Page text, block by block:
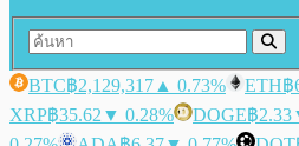
BTC฿2,129,317 ▲ 0.73% ETH฿
XRP฿35.62 ▼ 0.28% DOGE฿2.33